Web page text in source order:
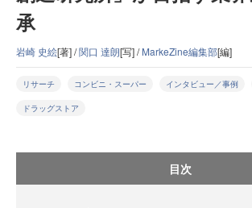
承
岩崎 史絵[著] /関口 達朗[写] /MarkeZine編集部[編]
リサーチ コンビニ・スーパー インタビュー／事例
ドラッグストア
目次